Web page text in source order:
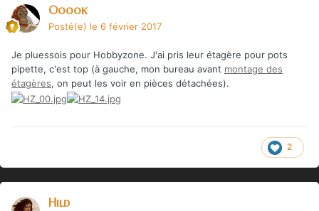
Ooook
Posté(e) le 6 février 2017
Je pluessois pour Hobbyzone. J'ai pris leur étagère pour pots
pipette, c'est top (à gauche, mon bureau avant montage des
étagères, on peut les voir en pièces détachées).
2
Hild